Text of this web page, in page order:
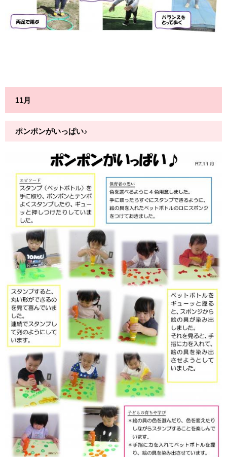
11月
ポンポンがいっぱい♪